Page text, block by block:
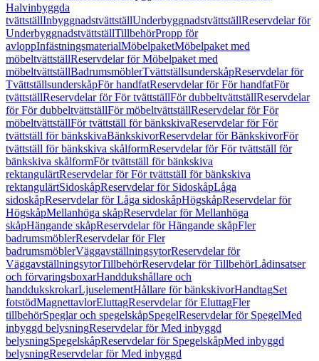
Halvinbyggda
tvättställInbyggnadstvättställUnderbyggnadstvättställReservdelar för
UnderbyggnadstvättställTillbehörPropp för
avloppInfästningsmaterialMöbelpaketMöbelpaket med
möbeltvättställReservdelar för Möbelpaket med
möbeltvättställBadrumsmöblerTvättställsunderskåpReservdelar för
TvättställsunderskåpFör handfatReservdelar för För handfatFör
tvättställReservdelar för För tvättställFör dubbeltvättställReservdelar
för För dubbeltvättställFör möbeltvättställReservdelar för För
möbeltvättställFör tvättställ för bänkskivaReservdelar för För
tvättställ för bänkskivaBänkskivorReservdelar för BänkskivorFör
tvättställ för bänkskiva skålformReservdelar för För tvättställ för
bänkskiva skålformFör tvättställ för bänkskiva
rektangulärtReservdelar för För tvättställ för bänkskiva
rektangulärtSidoskåpReservdelar för SidoskåpLåga
sidoskåpReservdelar för Låga sidoskåpHögskåpReservdelar för
HögskåpMellanhöga skåpReservdelar för Mellanhöga
skåpHängande skåpReservdelar för Hängande skåpFler
badrumsmöblerReservdelar för Fler
badrumsmöblerVäggavställningsytorReservdelar för
VäggavställningsytorTillbehörReservdelar för TillbehörLådinsatser
och förvaringsboxarHanddukshållare och
handdukskrokarLjuselementHållare för bänkskivorHandtagSet
fotstödMagnettavlorEluttagReservdelar för EluttagFler
tillbehörSpeglar och spegelskåpSpegelReservdelar för SpegelMed
inbyggd belysningReservdelar för Med inbyggd
belysningSpegelskåpReservdelar för SpegelskåpMed inbyggd
belysningReservdelar för Med inbyggd